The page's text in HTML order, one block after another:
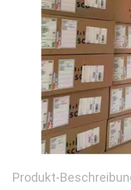
SITEMAP
PRIVACY
POLICY
Produkt-